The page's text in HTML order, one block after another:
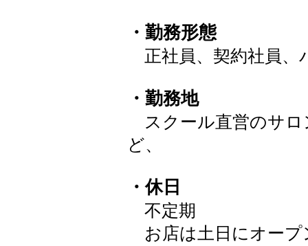
・勤務形態
正社員、契約社員、
・勤務地
スクール直営のサロ
ど、
・休日
不定期
お店は土日にオープ